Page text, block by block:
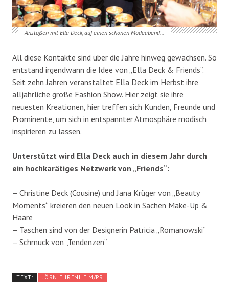
Anstoßen mit Ella Deck, auf einen schönen Modeabend…
All diese Kontakte sind über die Jahre hinweg gewachsen. So
entstand irgendwann die Idee von „Ella Deck & Friends“.
Seit zehn Jahren veranstaltet Ella Deck im Herbst ihre
alljährliche große Fashion Show. Hier zeigt sie ihre
neuesten Kreationen, hier treffen sich Kunden, Freunde und
Prominente, um sich in entspannter Atmosphäre modisch
inspirieren zu lassen.
Unterstützt wird Ella Deck auch in diesem Jahr durch
ein hochkarätiges Netzwerk von „Friends“:
– Christine Deck (Cousine) und Jana Krüger von „Beauty
Moments“ kreieren den neuen Look in Sachen Make-Up &
Haare
– Taschen sind von der Designerin Patricia „Romanowski“
– Schmuck von „Tendenzen“
TEXT:
JÖRN EHRENHEIM/PR